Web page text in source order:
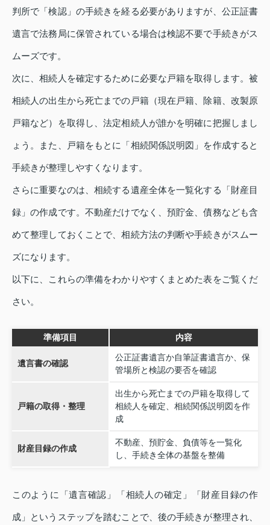
判所で「検認」の手続きを経る必要がありますが、公正証書
遺言で法務局に保管されている場合は検認不要で手続きがス
ムーズです。
次に、相続人を確定するために必要な戸籍を取得します。被
相続人の出生から死亡までの戸籍（現在戸籍、除籍、改製原
戸籍など）を取得し、法定相続人が誰かを明確に把握しまし
ょう。また、戸籍をもとに「相続関係説明図」を作成すると
手続きが整理しやすくなります。
さらに重要なのは、相続する遺産全体を一覧化する「財産目
録」の作成です。不動産だけでなく、預貯金、債務なども含
めて整理しておくことで、相続方法の判断や手続きがスムー
ズになります。
以下に、これらの準備をわかりやすくまとめた表をご覧くだ
さい。
準備項目 内容
遺言書の確認
公正証書遺言か自筆証書遺言か、保
管場所と検認の要否を確認
戸籍の取得・整理
出生から死亡までの戸籍を取得して
相続人を確定、相続関係説明図を作
成
財産目録の作成
不動産、預貯金、負債等を一覧化
し、手続き全体の基盤を整備
このように「遺言確認」「相続人の確定」「財産目録の作
成」というステップを踏むことで、後の手続きが整理され、